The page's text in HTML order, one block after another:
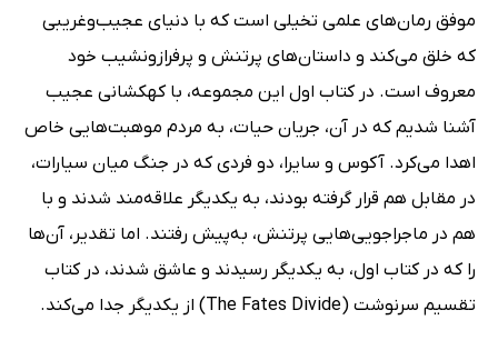
موفق رمان‌های علمی تخیلی است که با دنیای عجیب‌وغریبی
که خلق می‌کند و داستان‌های پرتنش و پرفرازونشیب خود
معروف است. در کتاب اول این مجموعه، با کهکشانی عجیب
آشنا شدیم که در آن، جریان حیات، به مردم موهبت‌هایی خاص
اهدا می‌کرد. آکوس و سایرا، دو فردی که در جنگ میان سیارات،
در مقابل هم قرار گرفته بودند، به یکدیگر علاقه‌مند شدند و با
هم در ماجراجویی‌هایی پرتنش، به‌پیش رفتند. اما تقدیر، آن‌ها
را که در کتاب اول، به یکدیگر رسیدند و عاشق شدند، در کتاب
تقسیم سرنوشت (The Fates Divide) از یکدیگر جدا می‌کند.